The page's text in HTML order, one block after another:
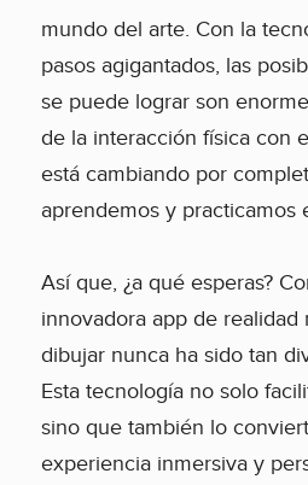
mundo del arte. Con la
pasos agigantados, las
se puede lograr son
de la interacción física con
está cambiando por
aprendemos y practicamos
Así que, ¿a qué esperas?
innovadora app de realidad
dibujar nunca ha sido tan
Esta tecnología no solo
sino que también lo
experiencia inmersiva y